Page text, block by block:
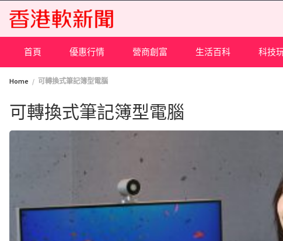
content
首頁 優惠行情 營商創富 生活百科 科技
Home 可轉換式筆記簿型電腦
可轉換式筆記簿型電腦